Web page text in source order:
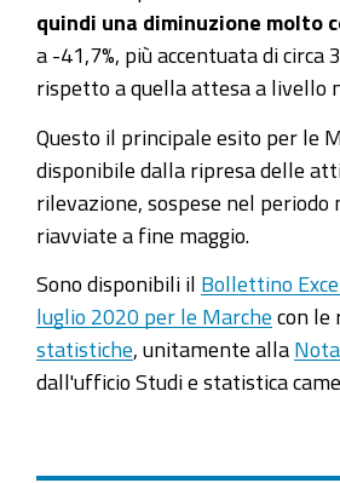
quindi una diminuzione molto
a -41,7%, più accentuata di circa
rispetto a quella attesa a livello
Questo il principale esito per le
disponibile dalla ripresa delle
rilevazione, sospese nel periodo
riavviate a fine maggio.
Sono disponibili il Bollettino
luglio 2020 per le Marche con le
statistiche , unitamente alla Nota
dall'ufficio Studi e statistica